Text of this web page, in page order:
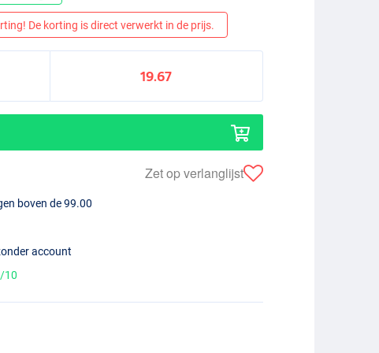
De korting is direct verwerkt in de prijs.
19.67
Zet op verlanglijst
boven de 99.00
account
10